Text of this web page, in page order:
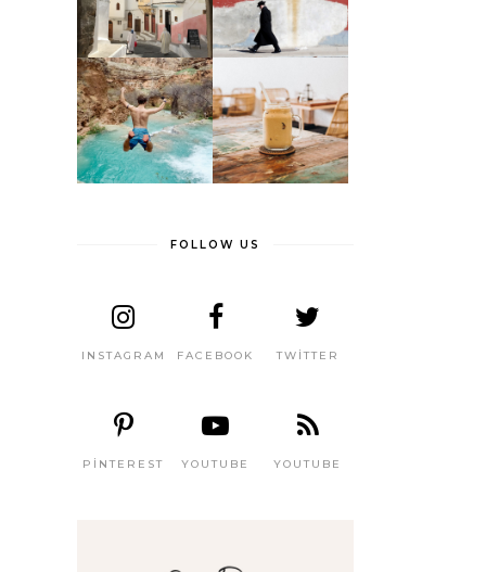
FOLLOW US
INSTAGRAM
PINTEREST
FACEBOOK
YOUTUBE
TWITTER
YOUTUBE